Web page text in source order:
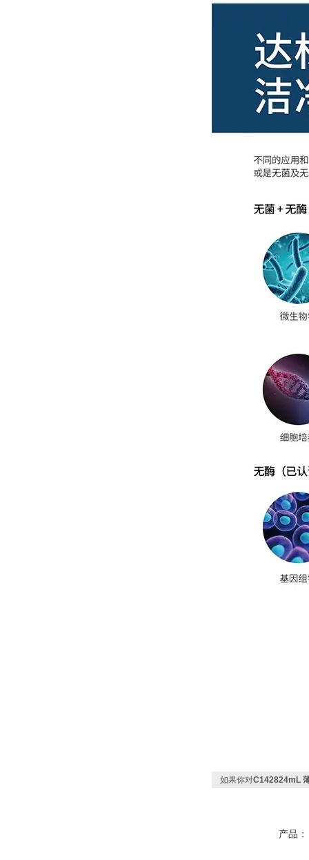
如果你对C142824mL
产品：